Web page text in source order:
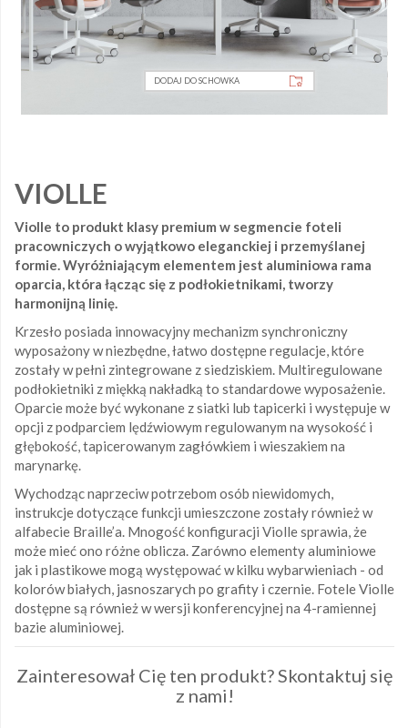
DODAJ DO SCHOWKA
VIOLLE
Violle to produkt klasy premium w segmencie foteli
pracowniczych o wyjątkowo eleganckiej i przemyślanej
formie. Wyróżniającym elementem jest aluminiowa rama
oparcia, która łącząc się z podłokietnikami, tworzy
harmonijną linię.
Krzesło posiada innowacyjny mechanizm synchroniczny
wyposażony w niezbędne, łatwo dostępne regulacje, które
zostały w pełni zintegrowane z siedziskiem. Multiregulowane
podłokietniki z miękką nakładką to standardowe wyposażenie.
Oparcie może być wykonane z siatki lub tapicerki i występuje w
opcji z podparciem lędźwiowym regulowanym na wysokość i
głębokość, tapicerowanym zagłówkiem i wieszakiem na
marynarkę.
Wychodząc naprzeciw potrzebom osób niewidomych,
instrukcje dotyczące funkcji umieszczone zostały również w
alfabecie Braille’a. Mnogość konfiguracji Violle sprawia, że
może mieć ono różne oblicza. Zarówno elementy aluminiowe
jak i plastikowe mogą występować w kilku wybarwieniach - od
kolorów białych, jasnoszarych po grafity i czernie. Fotele Violle
dostępne są również w wersji konferencyjnej na 4-ramiennej
bazie aluminiowej.
Zainteresował Cię ten produkt? Skontaktuj się
z nami!